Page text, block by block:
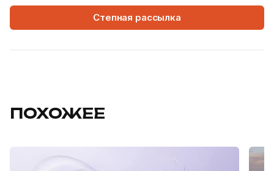
Степная рассылка
ПОХОЖЕЕ